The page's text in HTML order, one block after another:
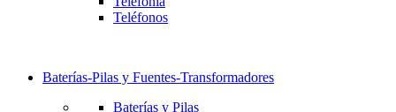
Teléfonos
Baterías-Pilas y Fuentes-Transformadores
Baterías y Pilas